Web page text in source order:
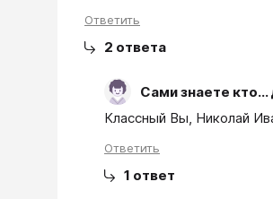
Ответить
2 ответа
Сами знаете кто...
Классный Вы, Николай
Ответить
1 ответ